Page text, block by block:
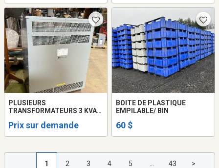
PLUSIEURS
TRANSFORMATEURS 3 KVA
Prix sur demande
BOITE DE PLASTIQUE
EMPILABLE/ BIN
60 $
1 2 3 4 5 43 >